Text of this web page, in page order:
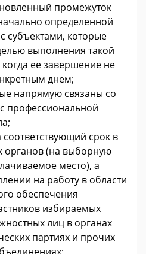
промежуток
определенной
субъектами, которые
выполнения такой
ее завершение не
днем;
напрямую связаны со
профессиональной
срок в
органов (на выборную
место), а
на работу в области
обеспечения
избираемых
лиц в органах
партиях и прочих